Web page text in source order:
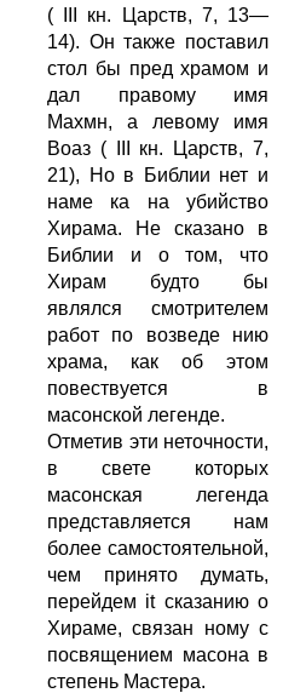
( III кн. Царств, 7, 13—
14). Он также поставил
стол бы пред храмом и
дал правому имя
Махмн, а левому имя
Воаз ( III кн. Царств, 7,
21), Но в Библии нет и
наме ка на убийство
Хирама. Не сказано в
Библии и о том, что
Хирам будто бы
являлся смотрителем
работ по возведе нию
храма, как об этом
повествуется в
масонской легенде.
Отметив эти неточности,
в свете которых
масонская легенда
представляется нам
более самостоятельной,
чем принято думать,
перейдем it сказанию о
Хираме, связан ному с
посвящением масона в
степень Мастера.